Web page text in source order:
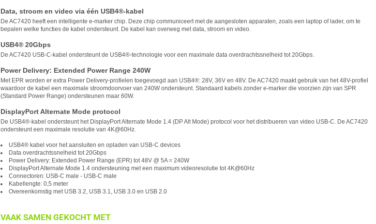
Data, stroom en video via één USB4®-kabel
De AC7420 heeft een intelligente e-marker chip. Deze chip communiceert met de aangesloten apparaten, zoals een laptop of lader, om te
bepalen welke functies de kabel ondersteunt. De kabel kan overweg met data, stroom en video.
USB4® 20Gbps
De AC7420 USB-C-kabel ondersteunt de USB4®-technologie voor een maximale data overdrachtssnelheid tot 20Gbps.
Power Delivery: Extended Power Range 240W
Met EPR worden er extra Power Delivery-profielen toegevoegd aan USB4®: 28V, 36V en 48V. De AC7420 maakt gebruik van het 48V-profiel
waardoor de kabel een maximale stroomdoorvoer van 240W ondersteunt. Standaard kabels zonder e-marker die voorzien zijn van SPR
(Standard Power Range) ondersteunen maar 60W.
DisplayPort Alternate Mode protocol
De USB4®-kabel ondersteunt het DisplayPort Alternate Mode 1.4 (DP Alt Mode) protocol voor het distribueren van video USB-C. De AC7420
ondersteunt een maximale resolutie van 4K@60Hz.
USB4® kabel voor het aansluiten en opladen van USB-C devices
Data overdrachtssnelheid tot 20Gbps
Power Delivery: Extended Power Range (EPR) tot 48V @ 5A = 240W
DisplayPort Alternate Mode 1.4 ondersteuning met een maximum videoresolutie tot 4K@60Hz
Connectoren: USB-C male - USB-C male
Kabellengte: 0,5 meter
Overeenkomstig met USB 3.2, USB 3.1, USB 3.0 en USB 2.0
VAAK SAMEN GEKOCHT MET